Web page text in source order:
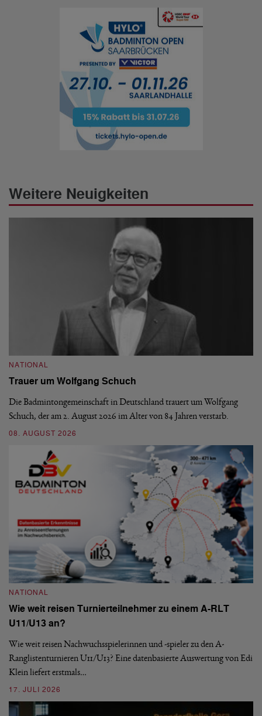
Weitere Neuigkeiten
NATIONAL
Trauer um Wolfgang Schuch
Die Badmintongemeinschaft in Deutschland trauert um Wolfgang
Schuch, der am 2. August 2026 im Alter von 84 Jahren verstarb.
08. AUGUST 2026
NATIONAL
Wie weit reisen Turnierteilnehmer zu einem A-RLT
U11/U13 an?
Wie weit reisen Nachwuchsspielerinnen und -spieler zu den A-
Ranglistenturnieren U11/U13? Eine datenbasierte Auswertung von Edi
Klein liefert erstmals…
17. JULI 2026